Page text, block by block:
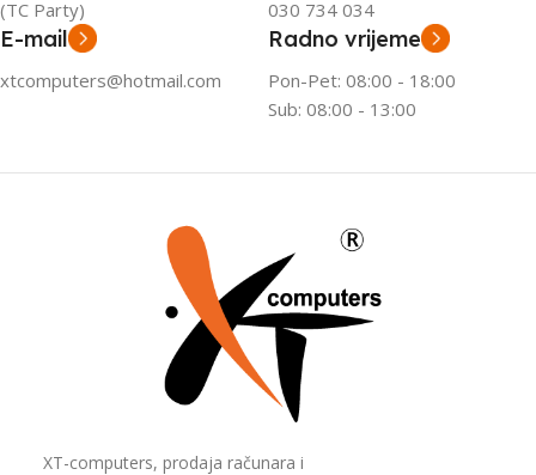
(TC Party)
030 734 034
E-mail
xtcomputers@hotmail.com
Radno vrijeme
Pon-Pet: 08:00 - 18:00
Sub: 08:00 - 13:00
XT-computers, prodaja računara i